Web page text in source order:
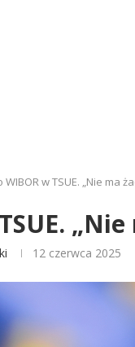
WIBOR w TSUE. „Nie ma
12 czerwca 2025